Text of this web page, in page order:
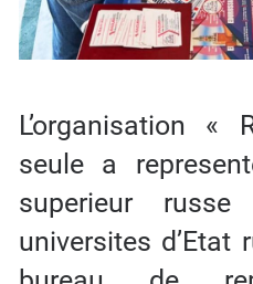
L’organisation «
seule a
superieur
universites d’Etat